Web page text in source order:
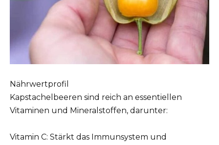
Nährwertprofil
Kapstachelbeeren sind reich an essentiellen
Vitaminen und Mineralstoffen, darunter:
Vitamin C: Stärkt das Immunsystem und